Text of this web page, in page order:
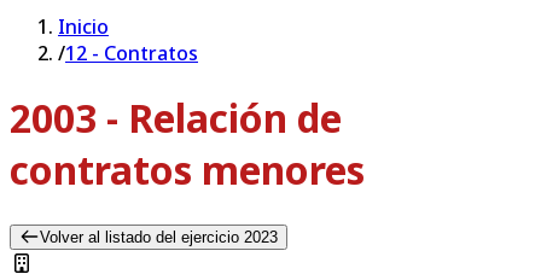
Inicio
/12 - Contratos
2003 - Relación de
contratos menores
Volver al listado del ejercicio 2023